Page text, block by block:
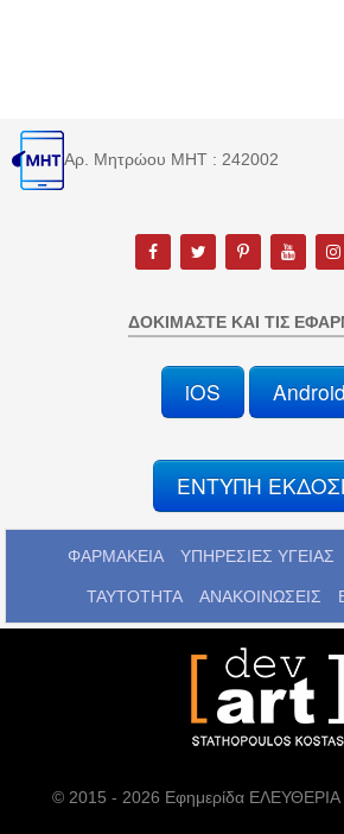
Αρ. Μητρώου MHT : 242002
ΔΟΚΙΜΆΣΤΕ ΚΑΙ ΤΙΣ
iOS
ΕΝΤΥΠΗ
ΦΑΡΜΑΚΕΙΑ ΥΠΗΡΕΣΙΕΣ ΥΓΕΙΑΣ
ΤΑΥΤΟΤΗΤΑ ΑΝΑΚΟΙΝΩΣΕΙΣ
© 2015 - 2026 Εφημερίδα